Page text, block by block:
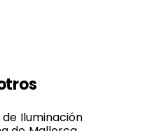
Iluminación